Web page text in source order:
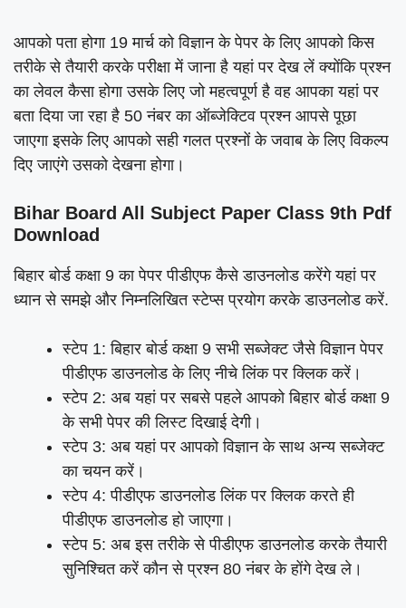
आपको पता होगा 19 मार्च को विज्ञान के पेपर के लिए आपको किस
तरीके से तैयारी करके परीक्षा में जाना है यहां पर देख लें क्योंकि प्रश्न
का लेवल कैसा होगा उसके लिए जो महत्वपूर्ण है वह आपका यहां पर
बता दिया जा रहा है 50 नंबर का ऑब्जेक्टिव प्रश्न आपसे पूछा
जाएगा इसके लिए आपको सही गलत प्रश्नों के जवाब के लिए विकल्प
दिए जाएंगे उसको देखना होगा।
Bihar Board All Subject Paper Class 9th Pdf
Download
बिहार बोर्ड कक्षा 9 का पेपर पीडीएफ कैसे डाउनलोड करेंगे यहां पर
ध्यान से समझे और निम्नलिखित स्टेप्स प्रयोग करके डाउनलोड करें.
स्टेप 1: बिहार बोर्ड कक्षा 9 सभी सब्जेक्ट जैसे विज्ञान पेपर
पीडीएफ डाउनलोड के लिए नीचे लिंक पर क्लिक करें।
स्टेप 2: अब यहां पर सबसे पहले आपको बिहार बोर्ड कक्षा 9
के सभी पेपर की लिस्ट दिखाई देगी।
स्टेप 3: अब यहां पर आपको विज्ञान के साथ अन्य सब्जेक्ट
का चयन करें।
स्टेप 4: पीडीएफ डाउनलोड लिंक पर क्लिक करते ही
पीडीएफ डाउनलोड हो जाएगा।
स्टेप 5: अब इस तरीके से पीडीएफ डाउनलोड करके तैयारी
सुनिश्चित करें कौन से प्रश्न 80 नंबर के होंगे देख ले।